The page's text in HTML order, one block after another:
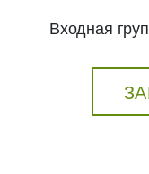
Входная